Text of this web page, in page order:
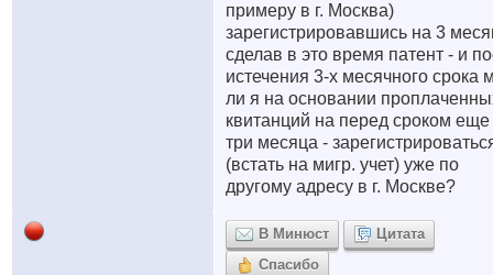
примеру в г. Москва)
зарегистрировавшись на 3
сделав в это время патент - и
истечения 3-х месячного срока
ли я на основании
квитанций на перед сроком еще
три месяца -
(встать на мигр. учет) уже по
другому адресу в г. Москве?
В Минюст
Цитата
Спасибо